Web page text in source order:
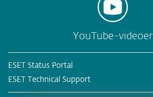
YouTube-videoer
ESET Status Portal
ESET Technical Support